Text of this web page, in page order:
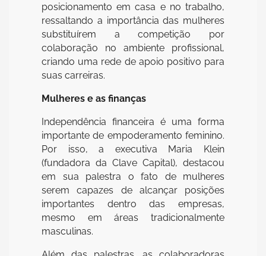
posicionamento em casa e no trabalho,
ressaltando a importância das mulheres
substituírem a competição por
colaboração no ambiente profissional,
criando uma rede de apoio positivo para
suas carreiras.
Mulheres e as finanças
Independência financeira é uma forma
importante de empoderamento feminino.
Por isso, a executiva Maria Klein
(fundadora da Clave Capital), destacou
em sua palestra o fato de mulheres
serem capazes de alcançar posições
importantes dentro das empresas,
mesmo em áreas tradicionalmente
masculinas.